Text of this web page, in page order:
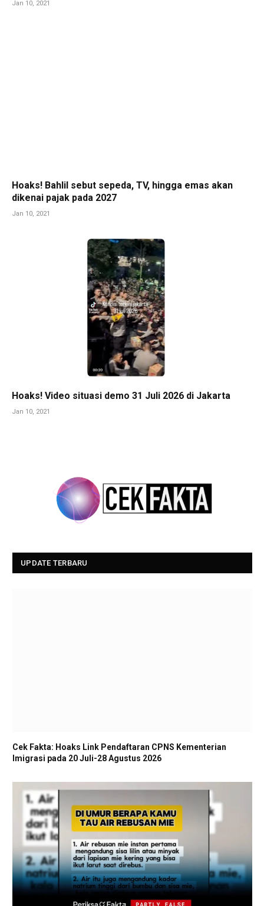
Jan 10, 2021
Hoaks! Bahlil sebut sepeda, TV, hingga emas akan
dikenai pajak pada 2027
Jan 10, 2021
Hoaks! Video situasi demo 31 Juli 2026 di Jakarta
Jan 10, 2021
UPDATE TERBARU
Cek Fakta: Hoaks Link Pendaftaran CPNS Kementerian
Imigrasi pada 20 Juli-28 Agustus 2026